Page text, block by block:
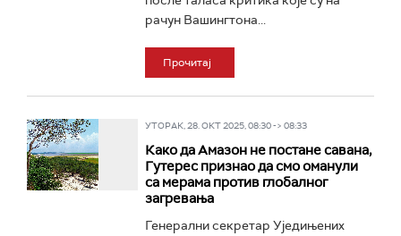
рачун Вашингтона...
Прочитај
УТОРАК, 28. ОКТ 2025, 08:30 -> 08:33
Како да Амазон не постане савана,
Гутерес признао да смо оманули
са мерама против глобалног
загревања
Генерални секретар Уједињених